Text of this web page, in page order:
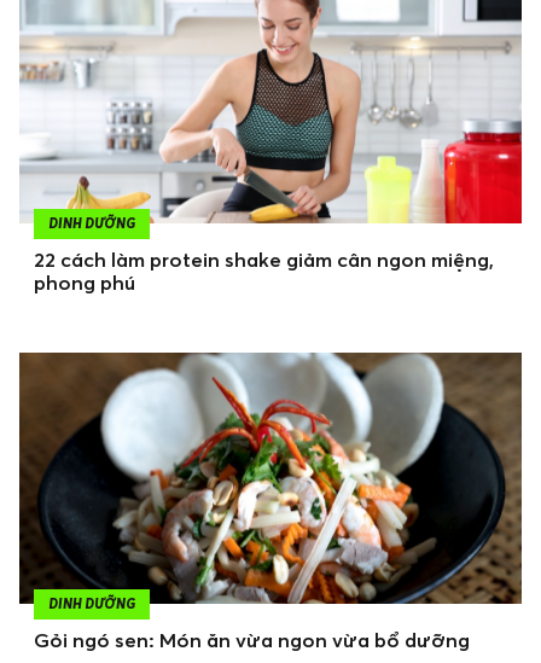
DINH DƯỠNG
22 cách làm protein shake giảm cân ngon miệng,
phong phú
DINH DƯỠNG
Gỏi ngó sen: Món ăn vừa ngon vừa bổ dưỡng